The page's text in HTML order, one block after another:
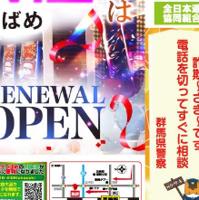
ける気！？ このクソ